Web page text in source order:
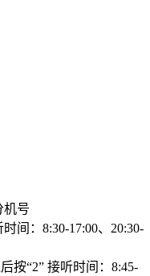
机号
间：8:30-17:00、20:30-
按“2” 接听时间：8:45-